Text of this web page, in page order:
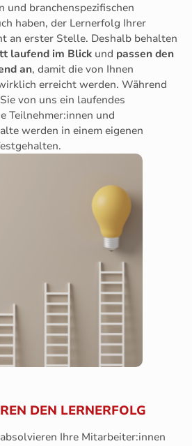
und branchenspezifischen
haben, der Lernerfolg Ihrer
an erster Stelle. Deshalb behalten
laufend im Blickund passen den
an, damit die von Ihnen
erreicht werden. Während
von uns ein laufendes
Teilnehmer:innen und
werden in einem eigenen
DEN LERNERFOLG
Ihre Mitarbeiter:innen